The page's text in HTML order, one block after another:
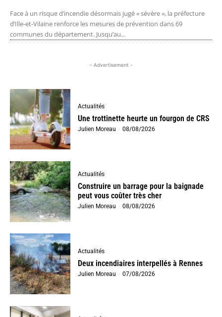
Face à un risque d’incendie désormais jugé « sévère », la préfecture
d’Ille-et-Vilaine renforce les mesures de prévention dans 69
communes du département. Jusqu’au...
- Advertisement -
Actualités
Une trottinette heurte un fourgon de CRS
Julien Moreau - 08/08/2026
Actualités
Construire un barrage pour la baignade
peut vous coûter très cher
Julien Moreau - 08/08/2026
Actualités
Deux incendiaires interpellés à Rennes
Julien Moreau - 07/08/2026